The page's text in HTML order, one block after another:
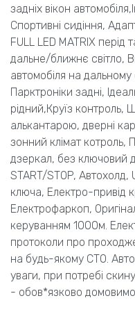
задніх вікон
Спортивні сидіння,
FULL LED MATRIX перід
дальне/ближнє світло,
автомобіля на дальному
Парктроніки задні,
рідний,Круїз контроль,
алькантарою, дверні
зонний клімат котроль,
дзеркал, без ключовий
START/STOP, Автохолд,
ключа, Електро-привід
Електрофаркоп,
керуванням 1000м.
протоколи про
на будь-якому СТО. Авто
уваги, при потребі
- обов*язково